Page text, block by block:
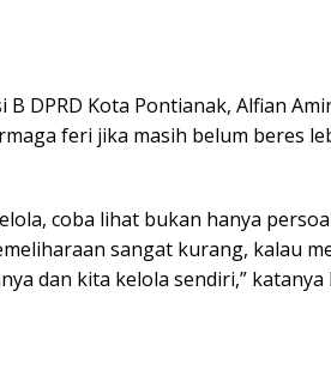
B DPRD Kota Pontianak, Alfian
feri jika masih belum beres
coba lihat bukan hanya
sangat kurang, kalau
dan kita kelola sendiri,” katanya